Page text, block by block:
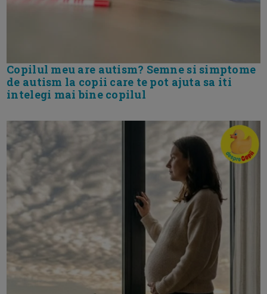
Copilul meu are autism? Semne si simptome
de autism la copii care te pot ajuta sa iti
intelegi mai bine copilul